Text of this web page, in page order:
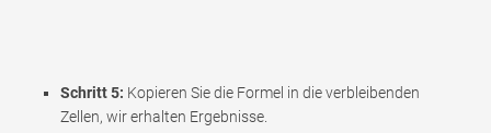
Schritt 5: Kopieren Sie die Formel in die verbleibenden
Zellen, wir erhalten Ergebnisse.